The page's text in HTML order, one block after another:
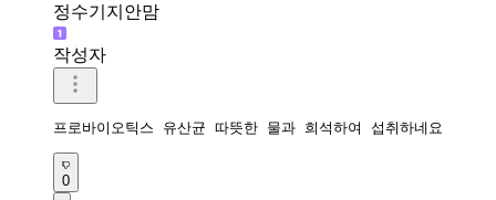
정수기지안맘
작성자
프로바이오틱스 유산균 따뜻한 물과 희석하여 섭취하네요
0